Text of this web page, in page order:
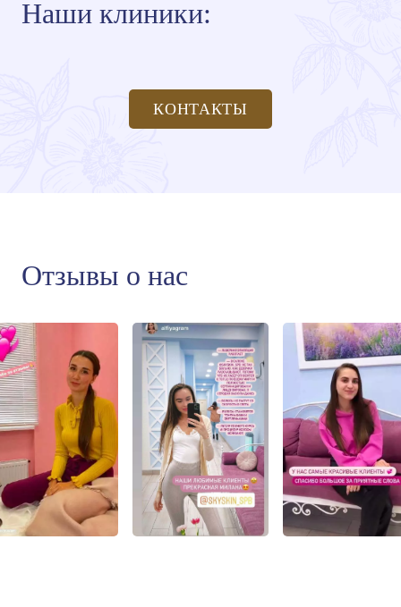
Наши клиники:
КОНТАКТЫ
Отзывы о нас